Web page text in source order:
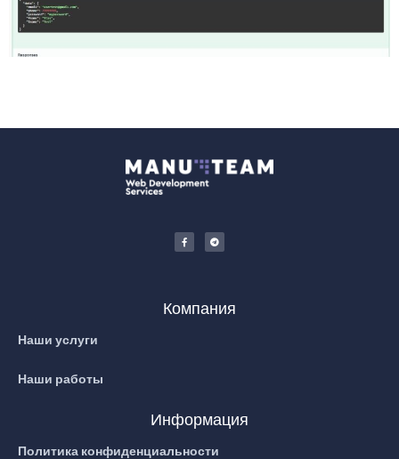
Компания
Наши услуги
Наши работы
Информация
Политика конфиденциальности